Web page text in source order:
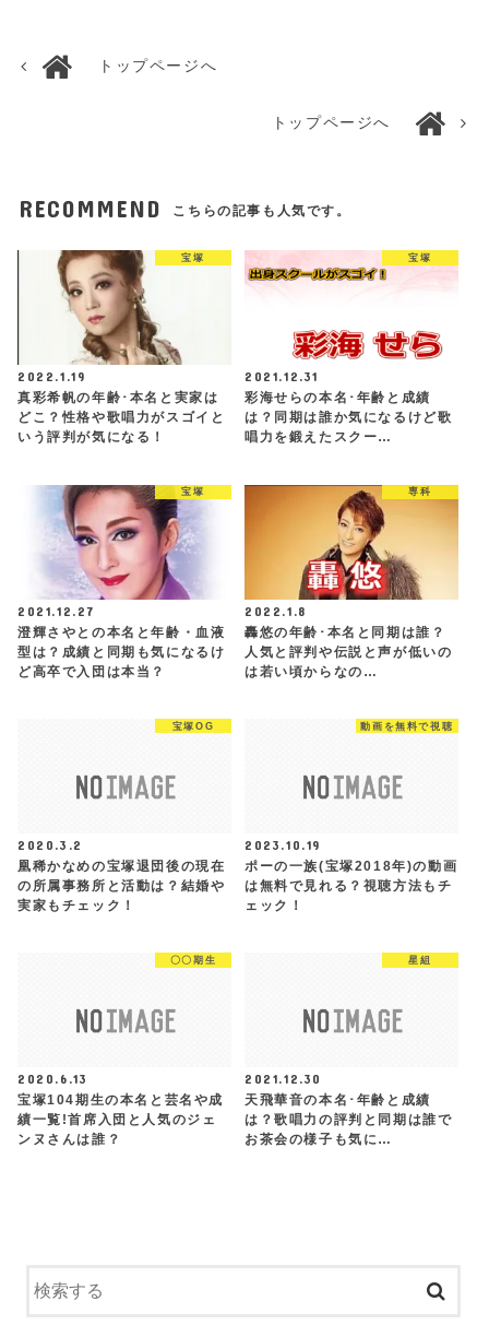
トップページへ
トップページへ
RECOMMEND こちらの記事も人気です。
宝塚
2022.1.19
真彩希帆の年齢･本名と実家は
どこ？性格や歌唱力がスゴイと
いう評判が気になる！
宝塚
2021.12.31
彩海せらの本名･年齢と成績
は？同期は誰か気になるけど歌
唱力を鍛えたスクー…
宝塚
2021.12.27
澄輝さやとの本名と年齢・血液
型は？成績と同期も気になるけ
ど高卒で入団は本当？
専科
2022.1.8
轟悠の年齢･本名と同期は誰？
人気と評判や伝説と声が低いの
は若い頃からなの…
宝塚OG
2020.3.2
凰稀かなめの宝塚退団後の現在
の所属事務所と活動は？結婚や
実家もチェック！
動画を無料で視聴
2023.10.19
ポーの一族(宝塚2018年)の動画
は無料で見れる？視聴方法もチ
ェック！
〇〇期生
2020.6.13
宝塚104期生の本名と芸名や成
績一覧!首席入団と人気のジェ
ンヌさんは誰？
星組
2021.12.30
天飛華音の本名･年齢と成績
は？歌唱力の評判と同期は誰で
お茶会の様子も気に…